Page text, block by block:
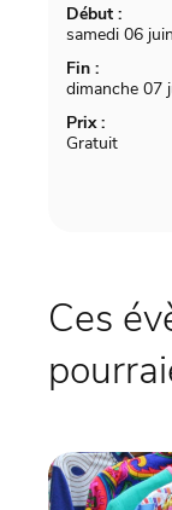
Début :
samedi 06
Fin :
dimanche 07
Prix :
Gratuit
Ces